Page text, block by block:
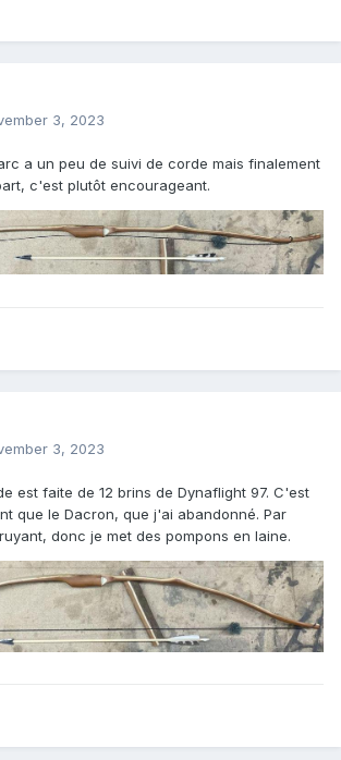
3, 2023
a un peu de suivi de corde mais finalement
c'est plutôt encourageant.
3, 2023
est faite de 12 brins de Dynaflight 97. C'est
que le Dacron, que j'ai abandonné. Par
donc je met des pompons en laine.